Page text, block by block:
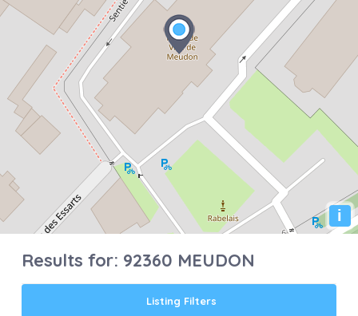
i
Results for: 92360 MEUDON
Listing Filters